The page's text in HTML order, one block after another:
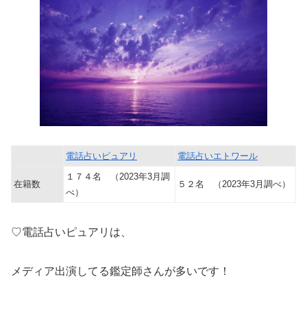
電話占いピュアリ 電話占いエトワール
在籍数
１７４名 （2023年3月調
べ）
５２名 （2023年3月調べ）
♡電話占いピュアリは、
メディア出演してる鑑定師さんが多いです！